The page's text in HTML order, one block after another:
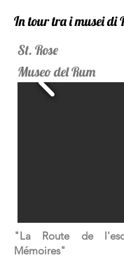
In tour tra i musei di
St. Rose
Museo del Rum
"La Route de
Mémoires"